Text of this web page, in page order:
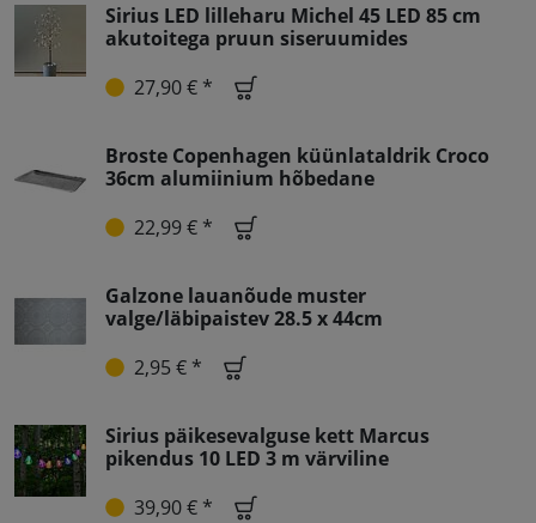
Sirius LED lilleharu Michel 45 LED 85 cm
akutoitega pruun siseruumides
27,90 € *
Broste Copenhagen küünlataldrik Croco
36cm alumiinium hõbedane
22,99 € *
Galzone lauanõude muster
valge/läbipaistev 28.5 x 44cm
2,95 € *
Sirius päikesevalguse kett Marcus
pikendus 10 LED 3 m värviline
39,90 € *